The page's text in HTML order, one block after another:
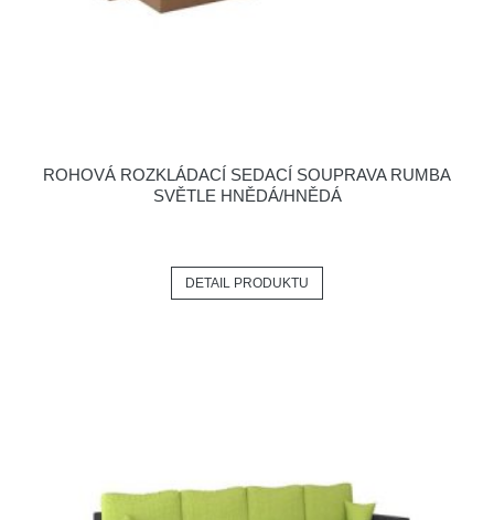
ROHOVÁ ROZKLÁDACÍ SEDACÍ SOUPRAVA RUMBA
SVĚTLE HNĚDÁ/HNĚDÁ
DETAIL PRODUKTU